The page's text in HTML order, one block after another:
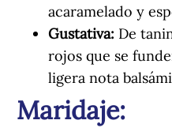
acaramelado y
Gustativa: De
rojos que se
ligera nota
Maridaje: